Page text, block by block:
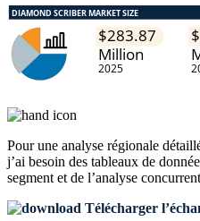
Pour une analyse régionale
j’ai besoin des tableaux de
segment et de l’analyse
Télécharger